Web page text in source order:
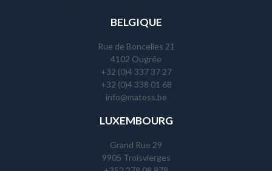
BELGIQUE
Rue de Boncelles 21
4102 Ougrée
+32 (0)4 337 37 27
+32 (0)4 338 01 68
info@matoss.be
LUXEMBOURG
Grand Rue 29
9905 Troisvierges